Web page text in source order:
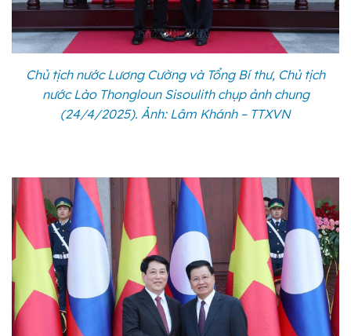
Chủ tịch nước Lương Cường và Tổng Bí thư, Chủ tịch
nước Lào Thongloun Sisoulith chụp ảnh chung
(24/4/2025). Ảnh: Lâm Khánh – TTXVN